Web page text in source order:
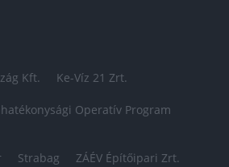
Kft. Ke-Víz 21 Zrt.
Operatív Program
Strabag ZÁÉV Építőipari Zrt.